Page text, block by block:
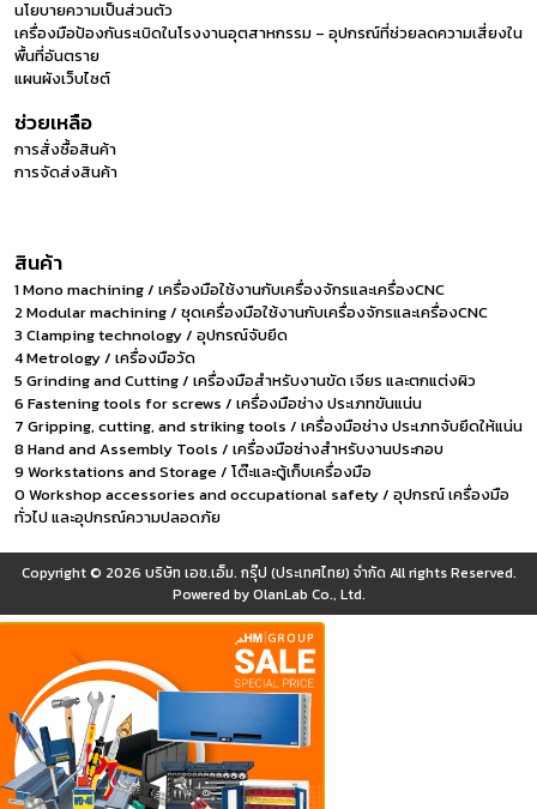
นโยบายความเป็นส่วนตัว
เครื่องมือป้องกันระเบิดในโรงงานอุตสาหกรรม – อุปกรณ์ที่ช่วยลดความเสี่ยงใน
พื้นที่อันตราย
แผนผังเว็บไซต์
ช่วยเหลือ
การสั่งซื้อสินค้า
การจัดส่งสินค้า
สินค้า
1 Mono machining / เครื่องมือใช้งานกับเครื่องจักรและเครื่องCNC
2 Modular machining / ชุดเครื่องมือใช้งานกับเครื่องจักรและเครื่องCNC
3 Clamping technology / อุปกรณ์จับยึด
4 Metrology / เครื่องมือวัด
5 Grinding and Cutting / เครื่องมือสำหรับงานขัด เจียร และตกแต่งผิว
6 Fastening tools for screws / เครื่องมือช่าง ประเภทขันแน่น
7 Gripping, cutting, and striking tools / เครื่องมือช่าง ประเภทจับยึดให้แน่น
8 Hand and Assembly Tools / เครื่องมือช่างสำหรับงานประกอบ
9 Workstations and Storage / โต๊ะและตู้เก็บเครื่องมือ
0 Workshop accessories and occupational safety / อุปกรณ์ เครื่องมือ
ทั่วไป และอุปกรณ์ความปลอดภัย
Copyright © 2026 บริษัท เอช.เอ็ม. กรุ๊ป (ประเทศไทย) จำกัด All rights Reserved.
Powered byOlanLab Co., Ltd.